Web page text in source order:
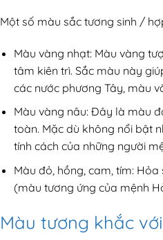
Một số màu sắc tương sinh /
Màu vàng nhạt: Màu vàng
tâm kiên trì. Sắc màu này
các nước phương Tây, màu
Màu vàng nâu: Đây là màu
toàn. Mặc dù không nổi bật
tính cách của những người
Màu đỏ, hồng, cam, tím:
(màu tương ứng của mệnh
Màu tương khắc